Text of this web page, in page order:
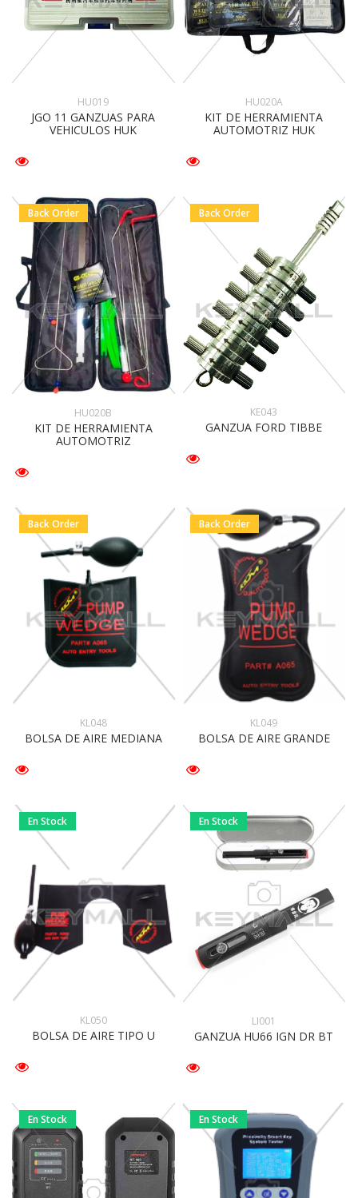
HU019
JGO 11 GANZUAS PARA
VEHICULOS HUK
HU020A
KIT DE HERRAMIENTA
AUTOMOTRIZ HUK
Back Order
HU020B
KIT DE HERRAMIENTA
AUTOMOTRIZ
Back Order
KE043
GANZUA FORD TIBBE
Back Order
KL048
BOLSA DE AIRE MEDIANA
Back Order
KL049
BOLSA DE AIRE GRANDE
En Stock
KL050
BOLSA DE AIRE TIPO U
En Stock
LI001
GANZUA HU66 IGN DR BT
En Stock En Stock